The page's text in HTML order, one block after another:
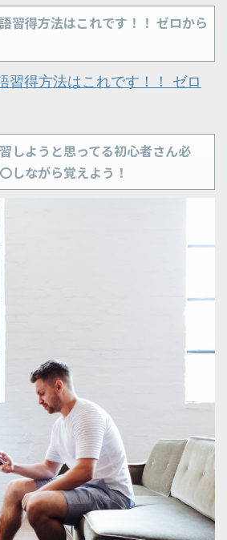
得方法はこれです！！ ゼロから
得方法はこれです！！ ゼロ
しようと思ってる初心者さん必
しながら覚えよう！